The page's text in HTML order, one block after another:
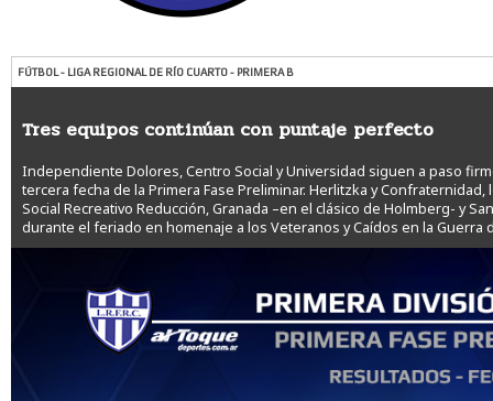
FÚTBOL - LIGA REGIONAL DE RÍO CUARTO - PRIMERA B
Tres equipos continúan con puntaje perfecto
Independiente Dolores, Centro Social y Universidad siguen a paso
tercera fecha de la Primera Fase Preliminar. Herlitzka y
Social Recreativo Reducción, Granada –en el clásico de Holmberg- y
durante el feriado en homenaje a los Veteranos y Caídos en la Guerra